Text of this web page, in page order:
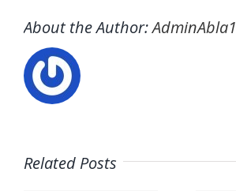
About the Author:AdminAbla1
Related Posts